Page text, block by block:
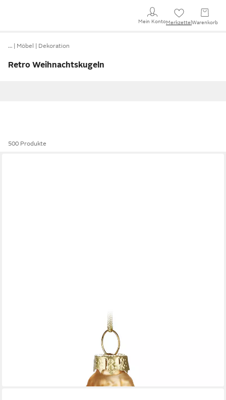
Mein KontoMerkzettel Warenkorb
… Möbel Dekoration
Retro Weihnachtskugeln
500 Produkte
Weihnachtsbaumkugel Eiffelturm - Handbemalte
Weihnachtskugel aus Glas (1 St), 14 cm Baumkugel Paris
Dekoration - Weiß, Gold und Blau - Mundgeblasen
lieferbar - in 2-3 Werktagen bei dir